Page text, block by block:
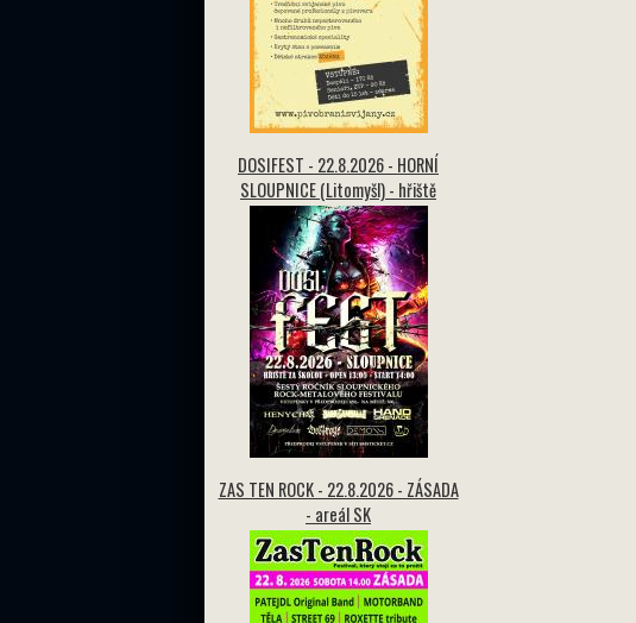
DOSIFEST - 22.8.2026 - HORNÍ
SLOUPNICE (Litomyšl) - hřiště
ZAS TEN ROCK - 22.8.2026 - ZÁSADA
- areál SK